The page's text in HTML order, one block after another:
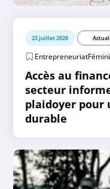
22 juillet 2026
Accès au
secteur
plaidoyer pour
durable